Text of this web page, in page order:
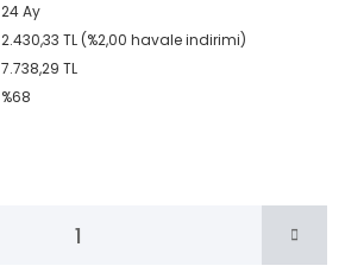
24 Ay
2.430,33 TL (%2,00 havale indirimi)
7.738,29 TL
%68